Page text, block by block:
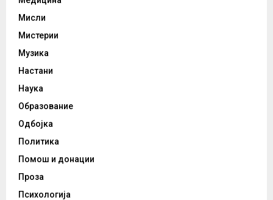
Мисли
Мистерии
Музика
Настани
Наука
Образование
Одбојка
Политика
Помош и донации
Проза
Психологија